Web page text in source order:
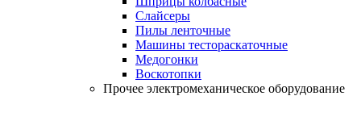
Слайсеры
Пилы ленточные
Машины тестораскаточные
Медогонки
Воскотопки
Прочее электромеханическое оборудование